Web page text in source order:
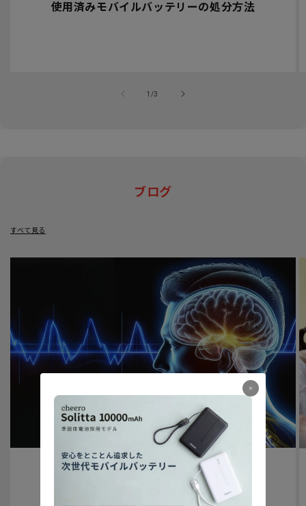
使用済みモバイルバッテリーの処分方法
1 /
の3
ブログ
すべて見る
認知症予防への取り組みについて